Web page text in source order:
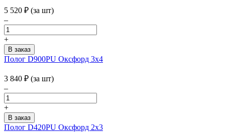
5 520 ₽ (за шт)
–
+
Полог D900PU Оксфорд 3х4
3 840 ₽ (за шт)
–
+
Полог D420PU Оксфорд 2x3